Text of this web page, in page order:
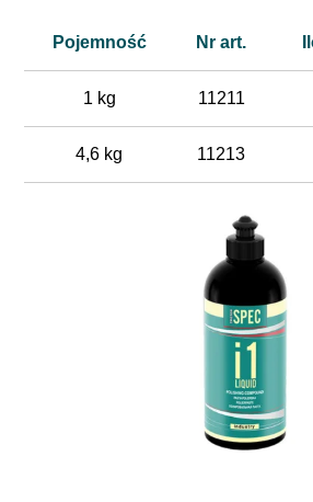
Pojemność Nr art.
1 kg 11211
4,6 kg 11213